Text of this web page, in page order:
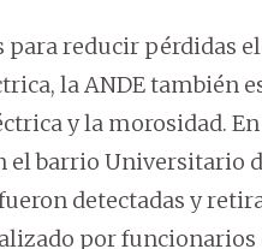
reducir pérdidas
la ANDE también
y la morosidad.
barrio Universitario
detectadas y
por